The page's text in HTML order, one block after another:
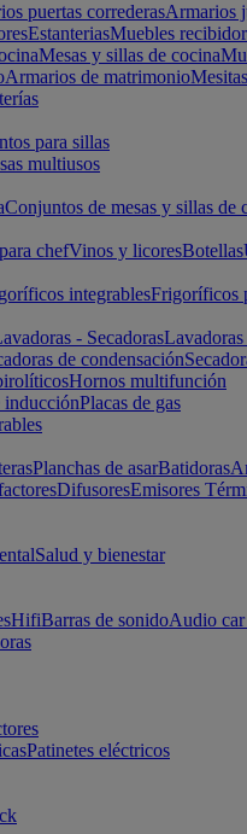
puertas correderasArmarios
EstanteriasMuebles
Mesas y sillas de cocina
Armarios de matrimonio
para sillas
multiusos
Conjuntos de mesas y sillas de
chefVinos y licoresBotellas
integrablesFrigoríficos
- Secadoras
de condensación
Hornos multifunción
inducciónPlacas de gas
Planchas de asarBatidoras
DifusoresEmisores
Salud y bienestar
HifiBarras de sonidoAudio
Patinetes eléctricos